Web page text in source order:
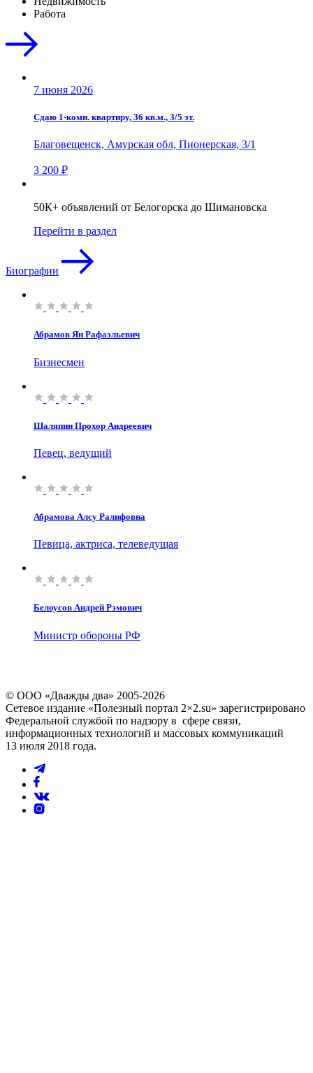
Работа
7 июня 2026
Сдаю 1-комн. квартиру, 36 кв.м., 3/5 эт.
Благовещенск, Амурская обл, Пионерская, 3/1
3 200 ₽
50К+ объявлений от Белогорска до Шимановска
Перейти в раздел
Биографии
Абрамов Ян Рафаэльевич
Бизнесмен
Шаляпин Прохор Андреевич
Певец, ведущий
Абрамова Алсу Ралифовна
Певица, актриса, телеведущая
Белоусов Андрей Рэмович
Министр обороны РФ
© ООО «Дважды два» 2005-2026
Сетевое издание «Полезный портал 2×2.su» зарегистрировано
Федеральной службой по надзору в сфере связи,
информационных технологий и массовых коммуникаций
13 июля 2018 года.